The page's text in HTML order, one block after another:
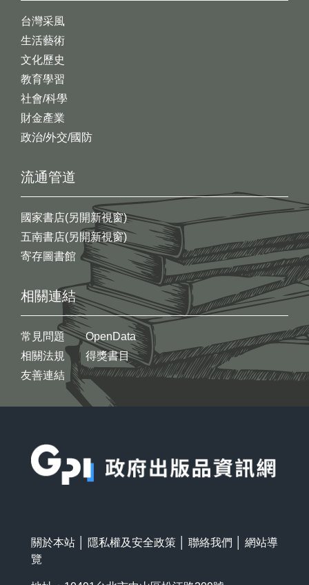
台灣采風
生活藝術
文化歷史
教育學習
社會/科學
財金產業
政治/外交/國防
流通管道
國家書店(另開新視窗)
五南書店(另開新視窗)
寄存圖書館
相關連結
常見問題
相關法規
友善連結
OpenData
得獎書目
關於本站 隱私權及安全政策 聯絡我們
網站導
覽